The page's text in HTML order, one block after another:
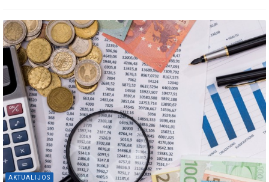
AKTUALIJOS